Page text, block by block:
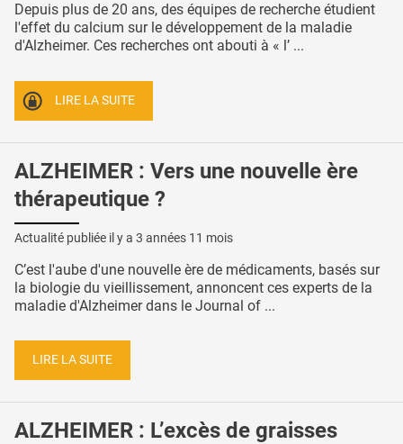
Depuis plus de 20 ans, des équipes de recherche étudient
l'effet du calcium sur le développement de la maladie
d'Alzheimer. Ces recherches ont abouti à « l’ ...
LIRE LA SUITE
ALZHEIMER : Vers une nouvelle ère
thérapeutique ?
Actualité publiée il y a 3 années 11 mois
C’est l'aube d'une nouvelle ère de médicaments, basés sur
la biologie du vieillissement, annoncent ces experts de la
maladie d'Alzheimer dans le Journal of ...
LIRE LA SUITE
ALZHEIMER : L’excès de graisses